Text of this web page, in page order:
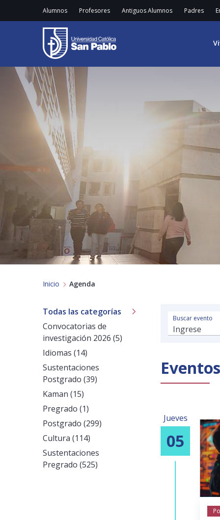
Alumnos Profesores Antiguos Alumnos Padres
Inicio Agenda
Todas las categorías
Convocatorias de
investigación 2026 (5)
Idiomas (14)
Sustentaciones
Postgrado (39)
Kaman (15)
Pregrado (1)
Postgrado (299)
Cultura (114)
Sustentaciones
Pregrado (525)
Buscar evento
Eventos
Jueves
05